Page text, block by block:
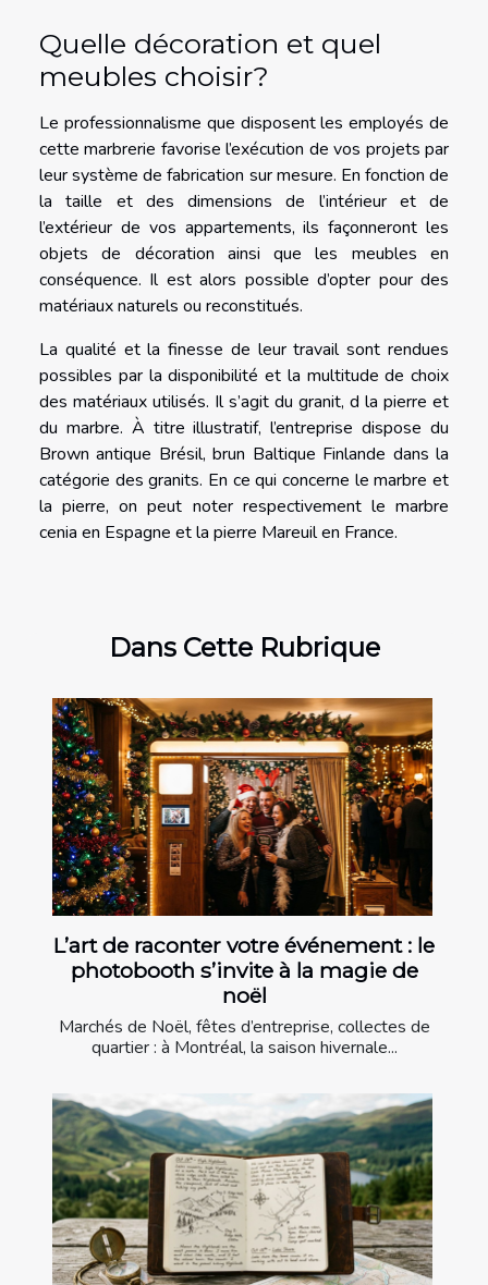
Quelle décoration et quel
meubles choisir?
Le professionnalisme que disposent les employés de
cette marbrerie favorise l’exécution de vos projets par
leur système de fabrication sur mesure. En fonction de
la taille et des dimensions de l’intérieur et de
l’extérieur de vos appartements, ils façonneront les
objets de décoration ainsi que les meubles en
conséquence. Il est alors possible d’opter pour des
matériaux naturels ou reconstitués.
La qualité et la finesse de leur travail sont rendues
possibles par la disponibilité et la multitude de choix
des matériaux utilisés. Il s’agit du granit, d la pierre et
du marbre. À titre illustratif, l’entreprise dispose du
Brown antique Brésil, brun Baltique Finlande dans la
catégorie des granits. En ce qui concerne le marbre et
la pierre, on peut noter respectivement le marbre
cenia en Espagne et la pierre Mareuil en France.
Dans Cette Rubrique
L’art de raconter votre événement : le
photobooth s’invite à la magie de
noël
Marchés de Noël, fêtes d’entreprise, collectes de
quartier : à Montréal, la saison hivernale...